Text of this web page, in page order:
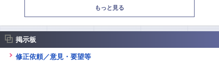
もっと見る
掲示板
修正依頼／意見・要望等